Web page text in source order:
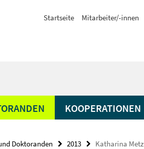
Startseite Mitarbeiter/-innen
KOOPERATIONEN
Doktoranden 2013 Katharina Metz